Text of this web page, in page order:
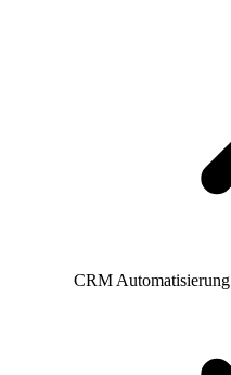
CRM Automatisierung